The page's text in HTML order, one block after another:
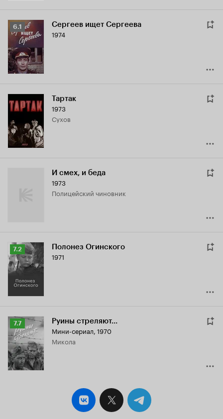
Рейтинг
Кинопоиска
6.1
6.1 Сергеев ищет Сергеева
1974
Тартак
1973
Сухов
И смех, и беда
1973
полицейский чиновник
Рейтинг
Кинопоиска
7.2
7.2 Полонез Огинского
1971
Рейтинг
Кинопоиска
7.7
7.7 Руины стреляют...
Мини-сериал, 1970
Микола